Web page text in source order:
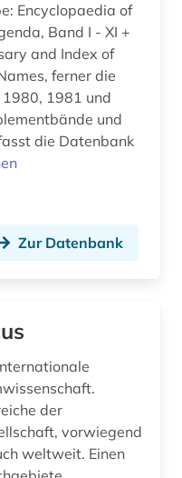
Encyclopaedia of
Band I - XI +
and Index of
ferner die
1980, 1981 und
und
Zur Datenbank
der
vorwiegend
weltweit. Einen